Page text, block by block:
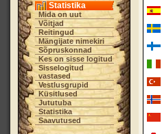
Statistika
Mida on uut
Võitjad
Reitingud
Mängijate nimekiri
Sõpruskonnad
Kes on sisse logitud
Sisselogitud
vastased
Vestlusgrupid
Küsitlused
Jututuba
Statistika
Saavutused